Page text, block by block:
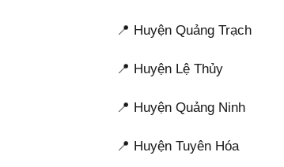
📍 Huyện Quảng Trạch
📍 Huyện Lệ Thủy
📍 Huyện Quảng Ninh
📍 Huyện Tuyên Hóa